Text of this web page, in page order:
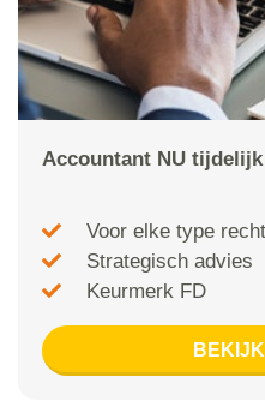
Accountant NU
Voor elke type
Strategisch advies
Keurmerk FD